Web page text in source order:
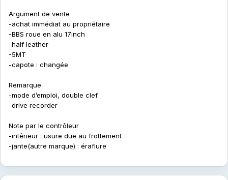
Argument de vente
-achat immédiat au propriétaire
-BBS roue en alu 17inch
-half leather
-5MT
-capote : changée
Remarque
-mode d’emploi, double clef
-drive recorder
Note par le contrôleur
-intérieur : usure due au frottement
-jante(autre marque) : éraflure